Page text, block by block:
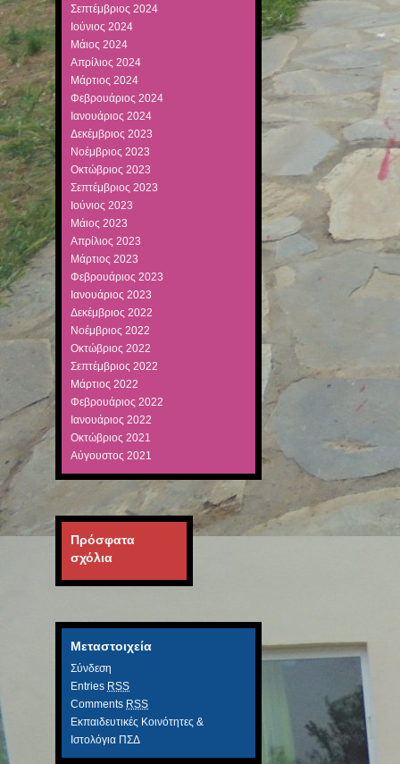
Σεπτέμβριος 2024
Ιούνιος 2024
Μάιος 2024
Απρίλιος 2024
Μάρτιος 2024
Φεβρουάριος 2024
Ιανουάριος 2024
Δεκέμβριος 2023
Νοέμβριος 2023
Οκτώβριος 2023
Σεπτέμβριος 2023
Ιούνιος 2023
Μάιος 2023
Απρίλιος 2023
Μάρτιος 2023
Φεβρουάριος 2023
Ιανουάριος 2023
Δεκέμβριος 2022
Νοέμβριος 2022
Οκτώβριος 2022
Σεπτέμβριος 2022
Μάρτιος 2022
Φεβρουάριος 2022
Ιανουάριος 2022
Οκτώβριος 2021
Αύγουστος 2021
Πρόσφατα
σχόλια
Μεταστοιχεία
Σύνδεση
Entries RSS
Comments RSS
Εκπαιδευτικές Κοινότητες &
Ιστολόγια ΠΣΔ